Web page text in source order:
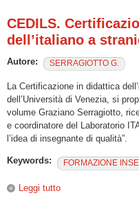
CEDILS.
dell’italiano a
Autore: SERRAGIOTTO G.
La Certificazione in didattica
dell’Università di Venezia, si
volume Graziano Serragiotto,
e coordinatore del Laboratorio
l’idea di insegnante di qualità”.
Keywords: FORMAZIONE
Leggi tutto